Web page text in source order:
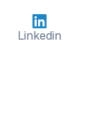
Linkedin